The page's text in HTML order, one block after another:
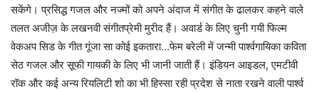
सकेंगे। प्रसिद्ध गजल और नज्मों को अपने अंदाज में संगीत के ढालकर कहने वाले
तलत अजीज़ के लखनवी संगीतप्रेमी मुरीद हैं। अवार्ड के लिए चुनी गयी फिल्म
वेकअप सिड के गीत गूंजा सा कोई इकतारा…फेम बरेली में जन्मी पार्श्वगायिका कविता
सेठ गजल और सूफी गायकी के लिए भी जानी जाती हैं। इंडियन आइडल, एमटीवी
रॉक और कई अन्य रियलिटी शो का भी हिस्सा रही प्रदेश से नाता रखने वाली पार्श्व